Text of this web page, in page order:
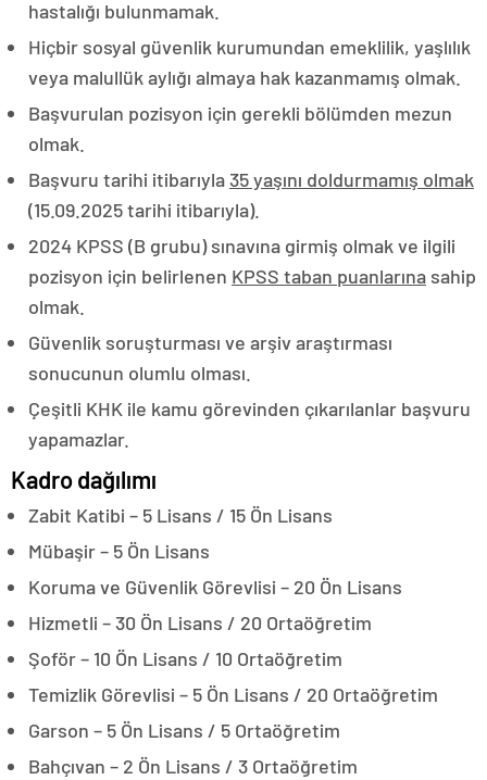
hastalığı bulunmamak.
Hiçbir sosyal güvenlik kurumundan emeklilik, yaşlılık
veya malullük aylığı almaya hak kazanmamış olmak.
Başvurulan pozisyon için gerekli bölümden mezun
olmak.
Başvuru tarihi itibarıyla35 yaşını doldurmamış olmak
(15.09.2025 tarihi itibarıyla).
2024 KPSS (B grubu) sınavına girmiş olmak ve ilgili
pozisyon için belirlenen KPSS taban puanlarına sahip
olmak.
Güvenlik soruşturması ve arşiv araştırması
sonucunun olumlu olması.
Çeşitli KHK ile kamu görevinden çıkarılanlar başvuru
yapamazlar.
Kadro dağılımı
Zabit Katibi – 5 Lisans / 15 Ön Lisans
Mübaşir – 5 Ön Lisans
Koruma ve Güvenlik Görevlisi – 20 Ön Lisans
Hizmetli – 30 Ön Lisans / 20 Ortaöğretim
Şoför – 10 Ön Lisans / 10 Ortaöğretim
Temizlik Görevlisi – 5 Ön Lisans / 20 Ortaöğretim
Garson – 5 Ön Lisans / 5 Ortaöğretim
Bahçıvan – 2 Ön Lisans / 3 Ortaöğretim